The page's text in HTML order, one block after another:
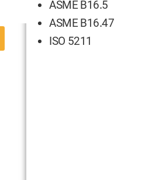
ASME B16.5
ASME B16.47
ISO 5211